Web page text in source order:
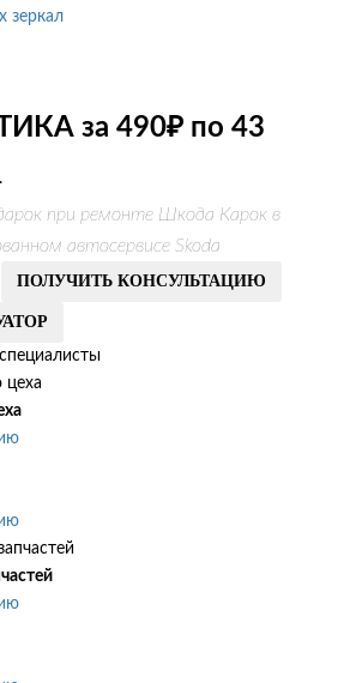
зеркал
за 490₽ по 43
.
при ремонте Шкода Карок в
автосервисе Skoda
ПОЛУЧИТЬ КОНСУЛЬТАЦИЮ